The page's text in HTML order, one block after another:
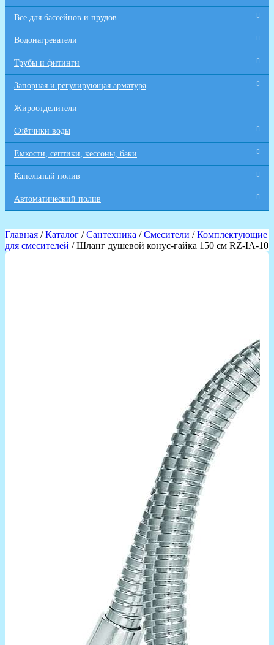
Все для бaссейнов и прудов
Водонагреватели
Трубы и фитинги
Запорная и регулирующая арматура
Жироотделители
Счётчики воды
Емкости, септики, кессоны, баки
Капельный полив
Автоматический полив
Главная /Каталог /Сантехника /Смесители /Комплектующие
для смесителей / Шланг душевой конус-гайка 150 см RZ-IA-10